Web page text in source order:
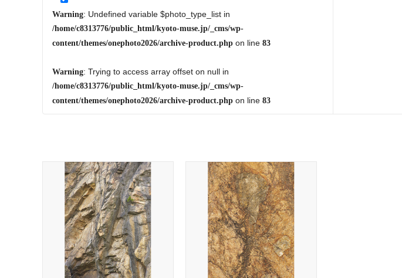
Warning: Undefined variable $photo_type_list in
/home/c8313776/public_html/kyoto-muse.jp/_cms/wp-
content/themes/onephoto2026/archive-product.php on line 83
Warning: Trying to access array offset on null in
/home/c8313776/public_html/kyoto-muse.jp/_cms/wp-
content/themes/onephoto2026/archive-product.php on line 83